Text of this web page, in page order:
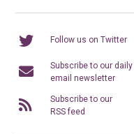
Follow us on Twitter
Subscribe to our daily
email newsletter
Subscribe to our
RSS feed